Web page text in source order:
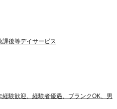
課後等デイサービス
経験歓迎、経験者優遇、ブランクOK、男